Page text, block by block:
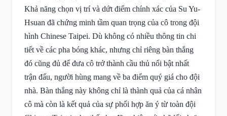
Khả năng chọn vị trí và dứt điểm chính xác của Su Yu-
Hsuan đã chứng minh tầm quan trọng của cô trong đội
hình Chinese Taipei. Dù không có nhiều thông tin chi
tiết về các pha bóng khác, nhưng chỉ riêng bàn thắng
đó cũng đủ để đưa cô trở thành cầu thủ nổi bật nhất
trận đấu, người hùng mang về ba điểm quý giá cho đội
nhà. Bàn thắng này không chỉ là thành quả của cá nhân
cô mà còn là kết quả của sự phối hợp ăn ý từ toàn đội